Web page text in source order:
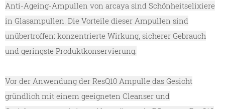
Anti-Ageing-Ampullen von arcaya sind Schönheitselixiere
in Glasampullen. Die Vorteile dieser Ampullen sind
unübertroffen: konzentrierte Wirkung, sicherer Gebrauch
und geringste Produktkonservierung.
Vor der Anwendung der ResQ10 Ampulle das Gesicht
gründlich mit einem geeigneten Cleanser und